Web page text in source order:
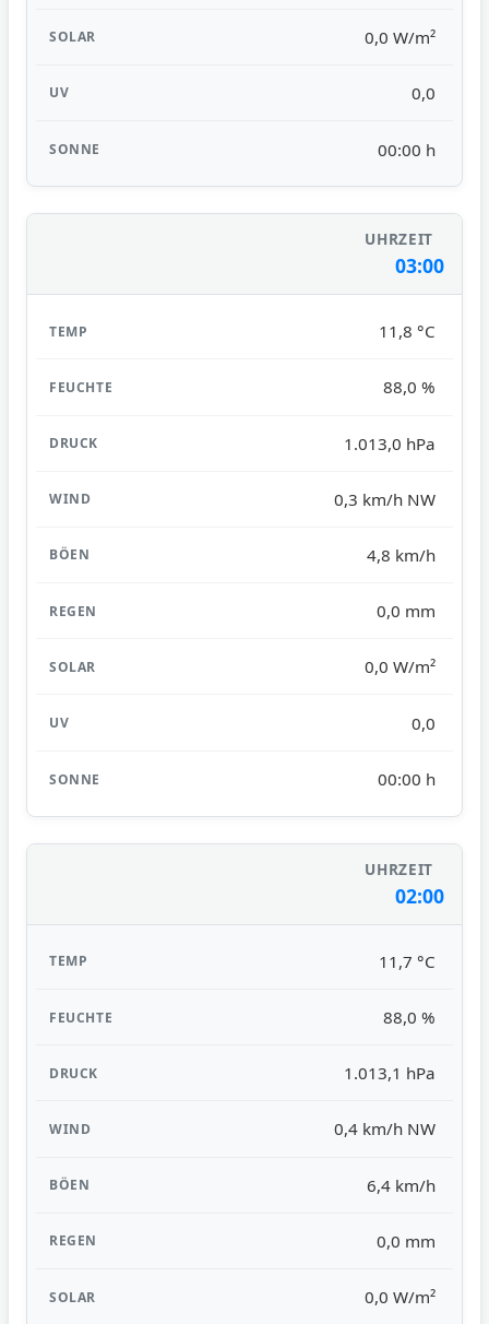
0,0 W/m²
0,0
00:00 h
03:00
11,8 °C
88,0 %
1.013,0 hPa
0,3 km/h NW
4,8 km/h
0,0 mm
0,0 W/m²
0,0
00:00 h
02:00
11,7 °C
88,0 %
1.013,1 hPa
0,4 km/h NW
6,4 km/h
0,0 mm
0,0 W/m²